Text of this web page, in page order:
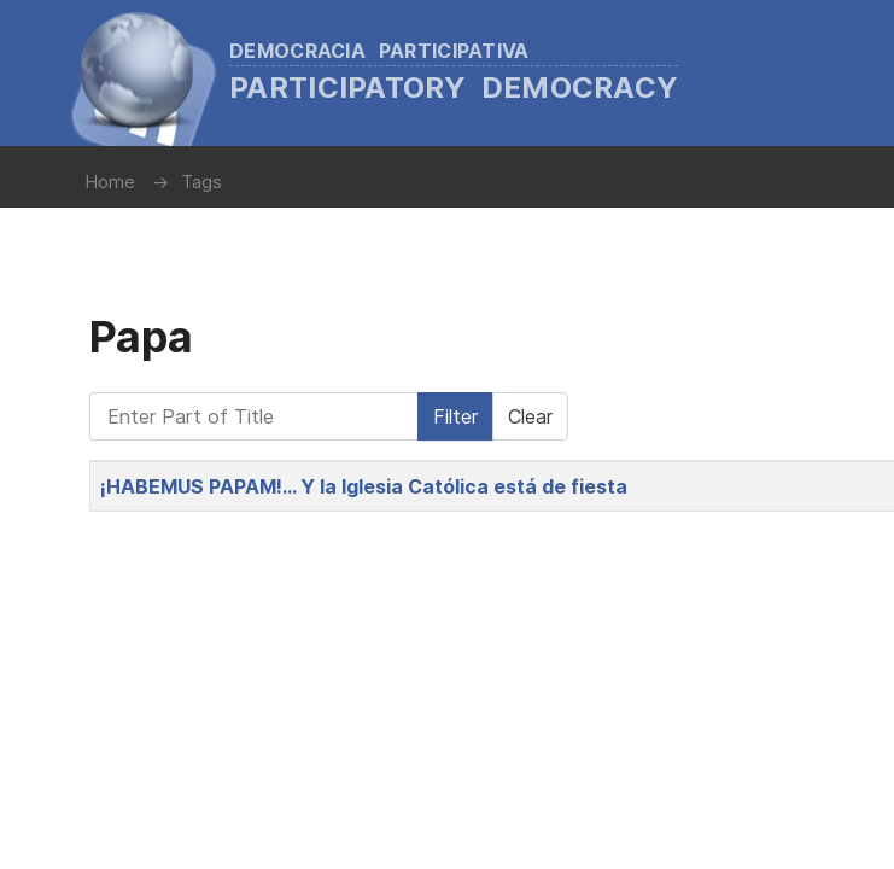
DEMOCRACIA PARTICIPATIVA
PARTICIPATORY DEMOCRACY
Home Tags
Papa
Enter Part of Title Filter Clear
Title
¡HABEMUS PAPAM!... Y la Iglesia Católica está de fiesta